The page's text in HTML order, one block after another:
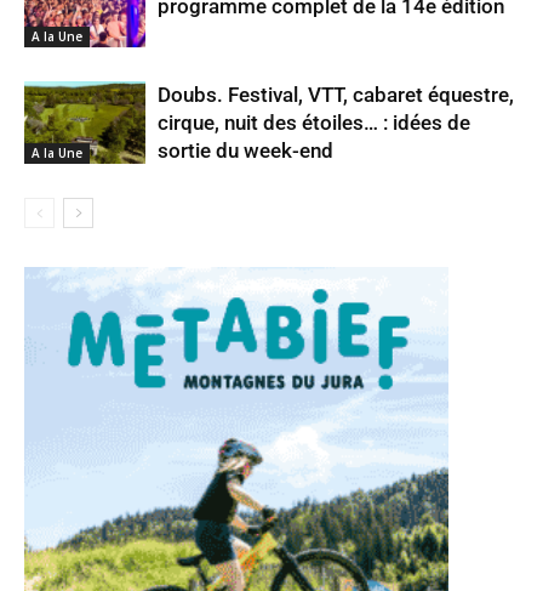
A la Une
programme complet de la 14e édition
A la Une
Doubs. Festival, VTT, cabaret équestre,
cirque, nuit des étoiles… : idées de
sortie du week-end